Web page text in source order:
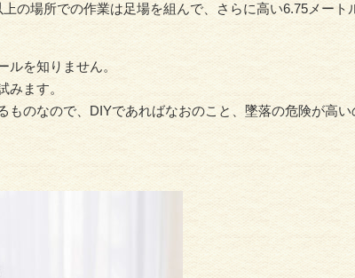
の場所での作業は足場を組んで、さらに高い6.75メート
を知りません。
みます。
のなので、DIYであればなおのこと、墜落の危険が高い